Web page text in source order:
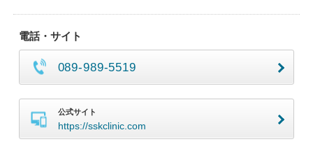
電話・サイト
089-989-5519
公式サイト
https://sskclinic.com